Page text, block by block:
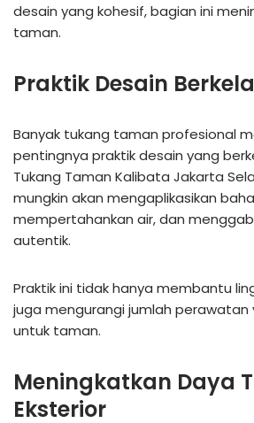
desain yang kohesif, bagian ini
taman.
Praktik Desain
Banyak tukang taman profesional
pentingnya praktik desain yang
Tukang Taman Kalibata Jakarta
mungkin akan mengaplikasikan
mempertahankan air, dan
autentik.
Praktik ini tidak hanya membantu
juga mengurangi jumlah perawatan
untuk taman.
Meningkatkan Daya
Eksterior